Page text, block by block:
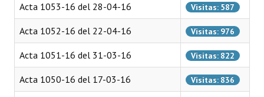
Ejecución Presupuestaria
Actas de Audiencias Públicas
NORMATIVA
Comunicaciones
Acta 1053-16 del 28-04-16 Visitas: 587
Acta 1052-16 del 22-04-16 Visitas: 976
Acta 1051-16 del 31-03-16 Visitas: 822
Acta 1050-16 del 17-03-16 Visitas: 836